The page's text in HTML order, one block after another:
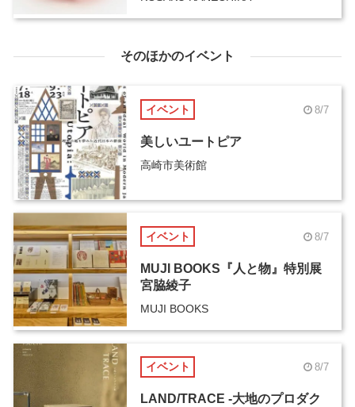
そのほかのイベント
イベント 8/7
美しいユートピア
高崎市美術館
イベント 8/7
MUJI BOOKS『人と物』特別展
宮脇綾子
MUJI BOOKS
イベント 8/7
LAND/TRACE -大地のプロダク